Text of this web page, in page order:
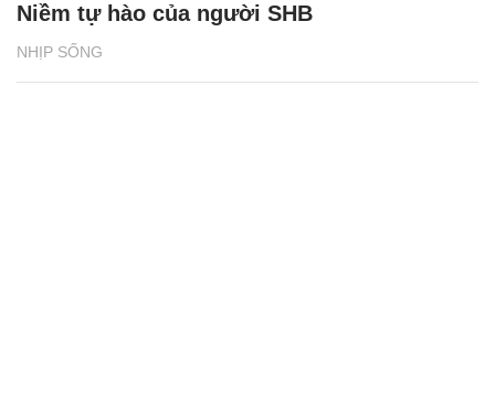
NHỊP SỐNG
Niềm tự hào của người SHB